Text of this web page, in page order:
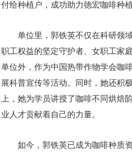
付给种植户，成功助力德宏咖啡种
单位里，郭铁英不仅在科研领
职工权益的坚定守护者、女职工家
单位外，作为中国热带作物学会咖
展科普宣传等活动。同时，她还积
上，她为学员讲授了咖啡不同烘焙
业人才贡献着自己的力量。
如今，郭铁英已成为咖啡种质